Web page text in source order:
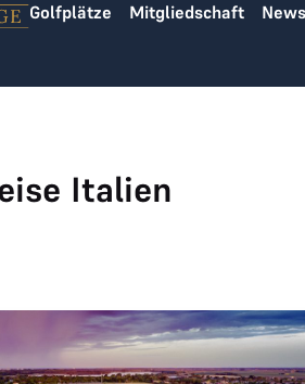
Golfplätze Mitgliedschaft News
Italien
joined THE LOGE